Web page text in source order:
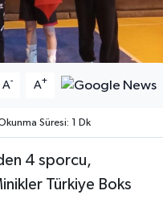
A- A+
Süresi: 1 Dk
4 sporcu,
Türkiye Boks